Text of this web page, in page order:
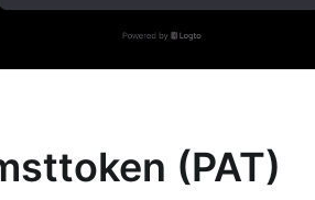
(PAT)